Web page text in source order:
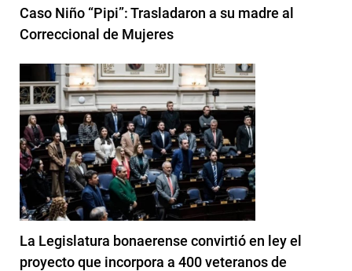
Caso Niño “Pipi”: Trasladaron a su madre al
Correccional de Mujeres
La Legislatura bonaerense convirtió en ley el
proyecto que incorpora a 400 veteranos de